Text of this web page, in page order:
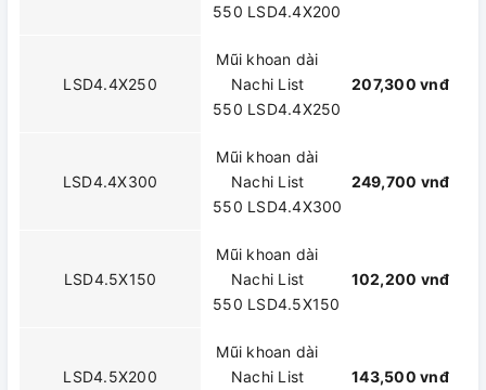
550 LSD4.4X200
LSD4.4X250
Mũi khoan dài
Nachi List
550 LSD4.4X250
207,300 vnđ
LSD4.4X300
Mũi khoan dài
Nachi List
550 LSD4.4X300
249,700 vnđ
LSD4.5X150
Mũi khoan dài
Nachi List
550 LSD4.5X150
102,200 vnđ
LSD4.5X200
Mũi khoan dài
Nachi List
143,500 vnđ